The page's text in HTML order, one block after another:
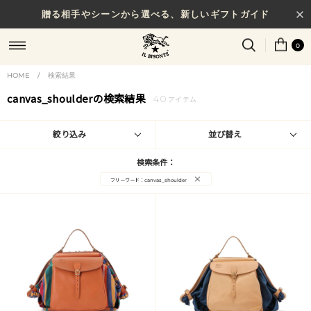
贈る相手やシーンから選べる、新しいギフトガイド
0
HOME / 検索結果
canvas_shoulderの検索結果 40 アイテム
絞り込み 並び替え
検索条件：
フリーワード：canvas_shoulder ×